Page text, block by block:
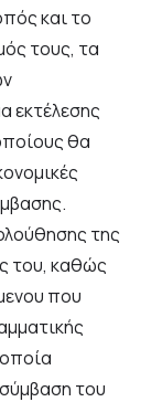
και το
τους, τα
εκτέλεσης
θα
της
του, καθώς
που
του